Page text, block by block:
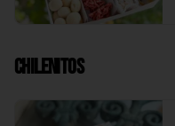
Chilenitos